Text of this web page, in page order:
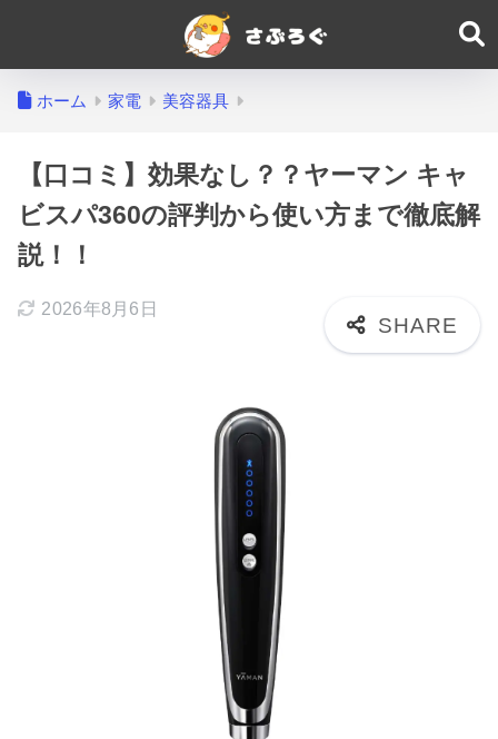
ホーム 家電 美容器具
【口コミ】効果なし？？ヤーマン キャ
ビスパ360の評判から使い方まで徹底解
説！！
2026年8月6日